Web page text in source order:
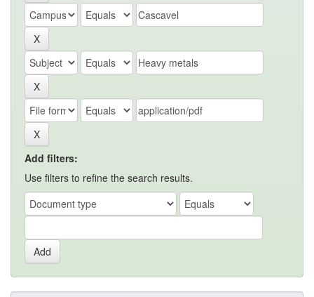
Add filters:
Use filters to refine the search results.